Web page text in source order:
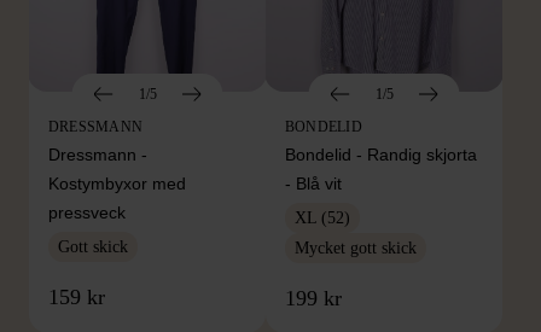
1/5
DRESSMANN
Dressmann -
Kostymbyxor med
pressveck
Gott skick
159 kr
1/5
BONDELID
Bondelid - Randig skjorta
- Blå vit
XL (52)
Mycket gott skick
199 kr